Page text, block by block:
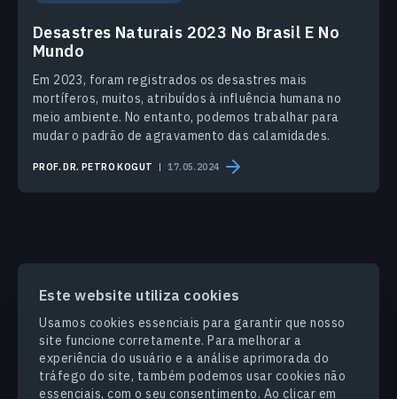
Este website utiliza cookies
Usamos cookies essenciais para garantir que nosso
site funcione corretamente. Para melhorar a
experiência do usuário e a análise aprimorada do
tráfego do site, também podemos usar cookies não
essenciais, com o seu consentimento. Ao clicar em
Desastres Naturais 2023 No Brasil E No
Mundo
Em 2023, foram registrados os desastres mais
mortíferos, muitos, atribuídos à influência humana no
meio ambiente. No entanto, podemos trabalhar para
mudar o padrão de agravamento das calamidades.
PROF. DR. PETRO KOGUT 17.05.2024
PRODUCTS & SOLUTIONS
SETORES